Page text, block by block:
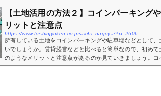
【土地活用の方法２】コインパーキング
リットと注意点
https://www.toshinjyuken.co.jp/aichi_nagoya/?p=2606
所有している土地をコインパーキングや駐車場などとして
いでしょうか。賃貸経営などと比べると簡単なので、初め
のようなメリットと注意点があるのか見ていきましょう。コ